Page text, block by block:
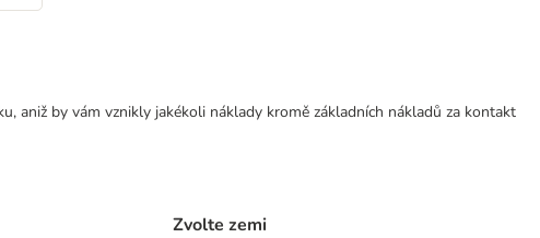
aniž by vám vznikly jakékoli náklady kromě základních nákladů za kontakt
Zvolte zemi